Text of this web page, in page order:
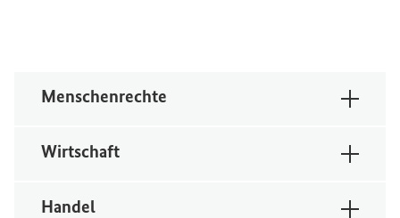
Menschenrechte
Wirtschaft
Handel